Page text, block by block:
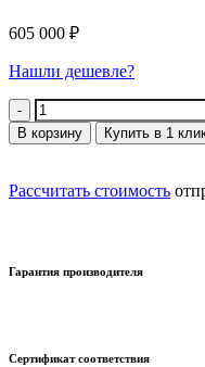
605 000 ₽
Нашли дешевле?
Количество
В корзину Купить в 1
Рассчитать стоимость
Гарантия производителя
Сертификат соответствия